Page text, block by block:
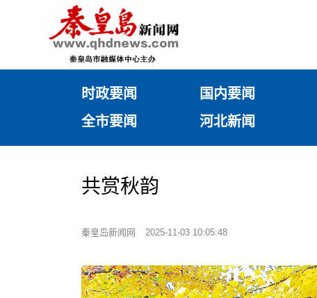
时政要闻 国内要闻
全市要闻
河北新闻
共​赏秋韵
秦皇岛新闻网 2025-11-03 10:05:48